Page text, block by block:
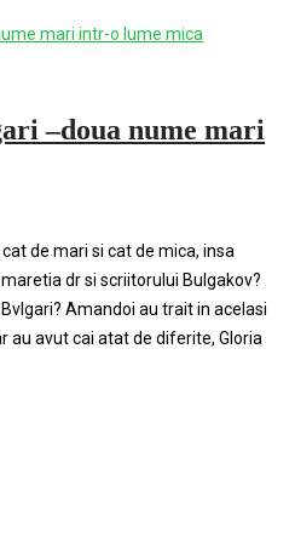
–doua nume mari
de mari si cat de mica, insa
dr si scriitorului Bulgakov?
Amandoi au trait in acelasi
au avut cai atat de diferite, Gloria